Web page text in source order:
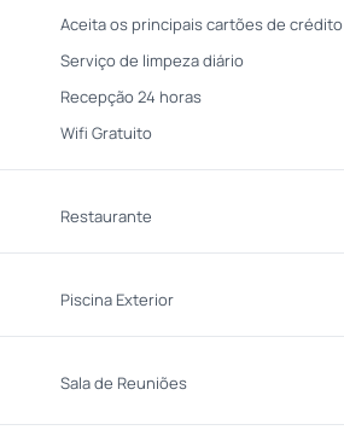
Aceita os principais cartões de crédito
Serviço de limpeza diário
Recepção 24 horas
Wifi Gratuito
Restaurante
Piscina Exterior
Sala de Reuniões